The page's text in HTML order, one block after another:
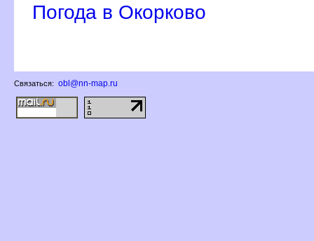
Погода в Окорково
Связаться: obl@nn-map.ru